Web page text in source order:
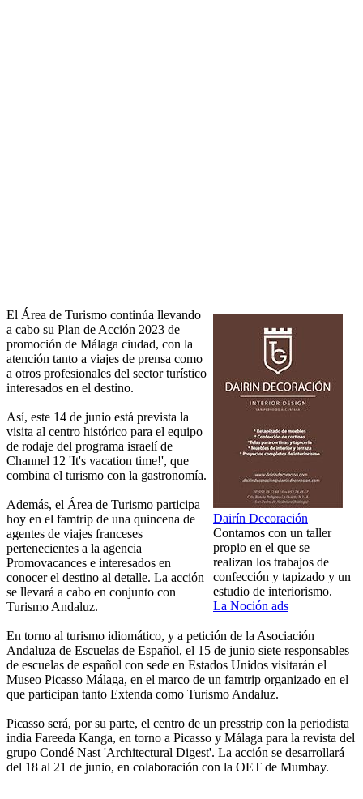
Dairín Decoración
Contamos con un taller
propio en el que se
realizan los trabajos de
confección y tapizado y un
estudio de interiorismo.
La Noción ads
El Área de Turismo continúa llevando
a cabo su Plan de Acción 2023 de
promoción de Málaga ciudad, con la
atención tanto a viajes de prensa como
a otros profesionales del sector turístico
interesados en el destino.
Así, este 14 de junio está prevista la
visita al centro histórico para el equipo
de rodaje del programa israelí de
Channel 12 'It's vacation time!', que
combina el turismo con la gastronomía.
Además, el Área de Turismo participa
hoy en el famtrip de una quincena de
agentes de viajes franceses
pertenecientes a la agencia
Promovacances e interesados en
conocer el destino al detalle. La acción
se llevará a cabo en conjunto con
Turismo Andaluz.
En torno al turismo idiomático, y a petición de la Asociación
Andaluza de Escuelas de Español, el 15 de junio siete responsables
de escuelas de español con sede en Estados Unidos visitarán el
Museo Picasso Málaga, en el marco de un famtrip organizado en el
que participan tanto Extenda como Turismo Andaluz.
Picasso será, por su parte, el centro de un presstrip con la periodista
india Fareeda Kanga, en torno a Picasso y Málaga para la revista del
grupo Condé Nast 'Architectural Digest'. La acción se desarrollará
del 18 al 21 de junio, en colaboración con la OET de Mumbay.